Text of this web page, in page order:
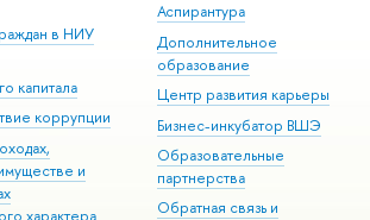
в НИУ
капитала
коррупции
и
характера
Аспирантура
Дополнительное
образование
Центр развития карьеры
Бизнес-инкубатор ВШЭ
Образовательные
партнерства
Обратная связь и